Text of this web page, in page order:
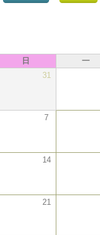
日
一
31
7
14
21